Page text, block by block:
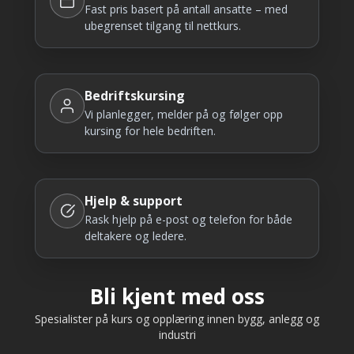
Fast pris basert på antall ansatte – med
ubegrenset tilgang til nettkurs.
Bedriftskursing
Vi planlegger, melder på og følger opp
kursing for hele bedriften.
Hjelp & support
Rask hjelp på e-post og telefon for både
deltakere og ledere.
Bli kjent med oss
Spesialister på kurs og opplæring innen bygg, anlegg og
industri